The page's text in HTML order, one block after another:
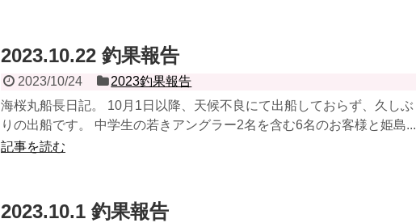
2023.10.22 釣果報告
2023/10/24
2023釣果報告
海桜丸船長日記。 10月1日以降、天候不良にて出船しておらず、久しぶ
りの出船です。 中学生の若きアングラー2名を含む6名のお客様と姫島...
記事を読む
2023.10.1 釣果報告